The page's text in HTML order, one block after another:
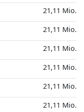
21,11 Mio.
21,11 Mio.
21,11 Mio.
21,11 Mio.
21,11 Mio.
21,11 Mio.